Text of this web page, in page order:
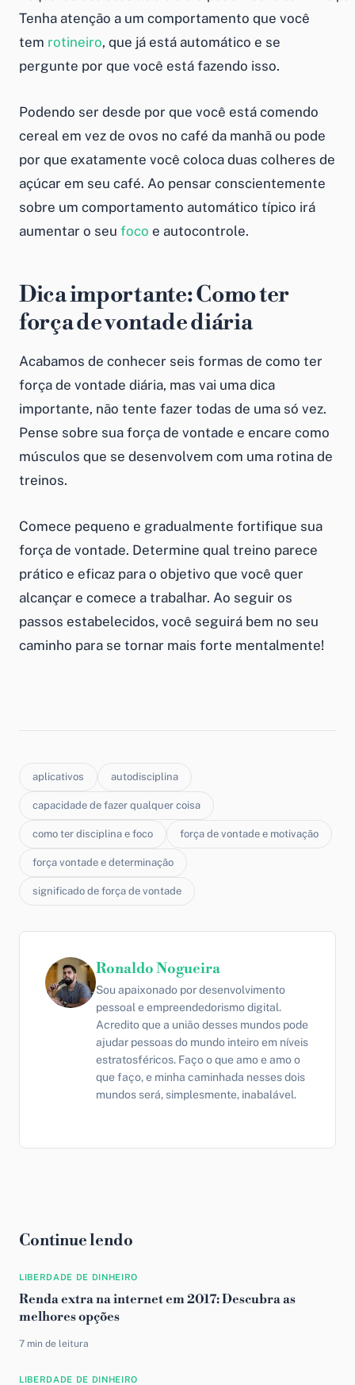
Tenha atenção a um comportamento que você
tem rotineiro, que já está automático e se
pergunte por que você está fazendo isso.
Podendo ser desde por que você está comendo
cereal em vez de ovos no café da manhã ou pode
por que exatamente você coloca duas colheres de
açúcar em seu café. Ao pensar conscientemente
sobre um comportamento automático típico irá
aumentar o seu foco e autocontrole.
Dica importante: Como ter
força de vontade diária
Acabamos de conhecer seis formas de como ter
força de vontade diária, mas vai uma dica
importante, não tente fazer todas de uma só vez.
Pense sobre sua força de vontade e encare como
músculos que se desenvolvem com uma rotina de
treinos.
Comece pequeno e gradualmente fortifique sua
força de vontade. Determine qual treino parece
prático e eficaz para o objetivo que você quer
alcançar e comece a trabalhar. Ao seguir os
passos estabelecidos, você seguirá bem no seu
caminho para se tornar mais forte mentalmente!
aplicativos autodisciplina
capacidade de fazer qualquer coisa
como ter disciplina e foco força de vontade e motivação
força vontade e determinação
significado de força de vontade
Ronaldo Nogueira
Sou apaixonado por desenvolvimento
pessoal e empreendedorismo digital.
Acredito que a união desses mundos pode
ajudar pessoas do mundo inteiro em níveis
estratosféricos. Faço o que amo e amo o
que faço, e minha caminhada nesses dois
mundos será, simplesmente, inabalável.
Continue lendo
LIBERDADE DE DINHEIRO
Renda extra na internet em 2017: Descubra as
melhores opções
7 min de leitura
LIBERDADE DE DINHEIRO